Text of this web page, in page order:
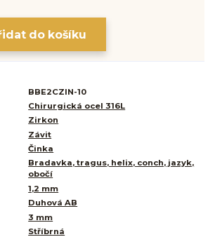
do košíku
BBE2CZIN-10
Chirurgická ocel 316L
Zirkon
Závit
Činka
Bradavka, tragus, helix, conch, jazyk,
obočí
1,2 mm
Duhová AB
3 mm
Stříbrná